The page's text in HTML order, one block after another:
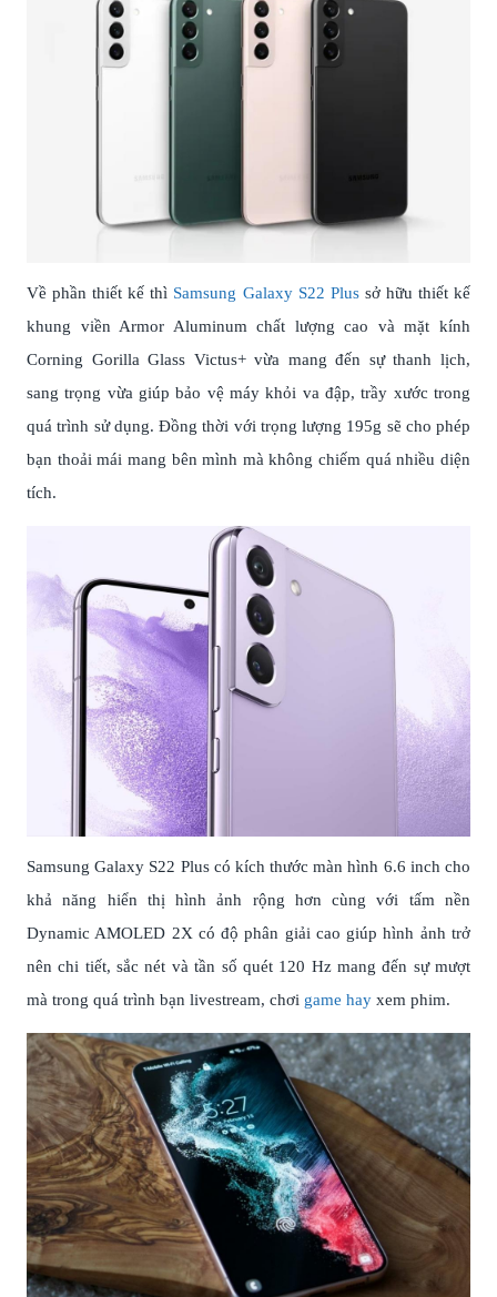
Về phần thiết kế thì Samsung Galaxy S22 Plussở hữu thiết kế
khung viền Armor Aluminum chất lượng cao và mặt kính
Corning Gorilla Glass Victus+ vừa mang đến sự thanh lịch,
sang trọng vừa giúp bảo vệ máy khỏi va đập, trầy xước trong
quá trình sử dụng. Đồng thời với trọng lượng 195g sẽ cho phép
bạn thoải mái mang bên mình mà không chiếm quá nhiều diện
tích.
Samsung Galaxy S22 Plus có kích thước màn hình 6.6 inch cho
khả năng hiển thị hình ảnh rộng hơn cùng với tấm nền
Dynamic AMOLED 2X có độ phân giải cao giúp hình ảnh trở
nên chi tiết, sắc nét và tần số quét 120 Hz mang đến sự mượt
mà trong quá trình bạn livestream, chơi game hay xem phim.